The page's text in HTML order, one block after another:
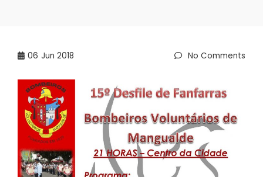
06 Jun 2018 No Comments